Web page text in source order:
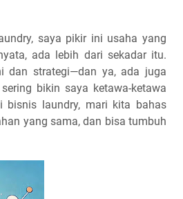
saya pikir ini usaha yang
ada lebih dari sekadar itu.
dan strategi—dan ya, ada juga
bikin saya ketawa-ketawa
bisnis laundry, mari kita bahas
yang sama, dan bisa tumbuh